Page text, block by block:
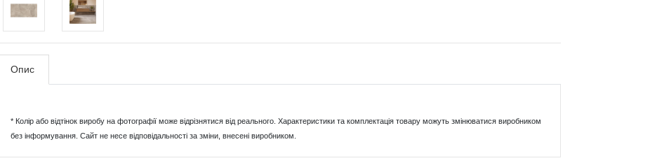
Опис
* Колір або відтінок виробу на фотографії може відрізнятися від реального. Характеристики та комплектація товару можуть змінюватися виробником
без інформування. Сайт не несе відповідальності за зміни, внесені виробником.